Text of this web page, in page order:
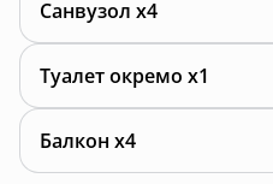
Санвузол x4
Туалет окремо x1
Балкон x4